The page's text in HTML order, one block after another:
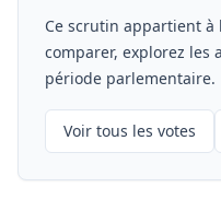
Ce scrutin appartient à
comparer, explorez les
période parlementaire.
Voir tous les votes